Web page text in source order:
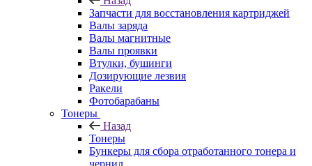
Запчасти для восстановления картриджей
Валы заряда
Валы магнитные
Валы проявки
Втулки, бушинги
Дозирующие лезвия
Ракели
Фотобарабаны
Тонеры
Назад
Тонеры
Бункеры для сбора отработанного тонера и
чернил